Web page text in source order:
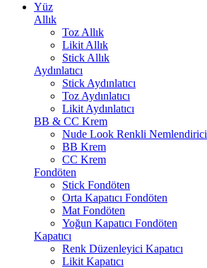
Yüz
Allık
Toz Allık
Likit Allık
Stick Allık
Aydınlatıcı
Stick Aydınlatıcı
Toz Aydınlatıcı
Likit Aydınlatıcı
BB & CC Krem
Nude Look Renkli Nemlendirici
BB Krem
CC Krem
Fondöten
Stick Fondöten
Orta Kapatıcı Fondöten
Mat Fondöten
Yoğun Kapatıcı Fondöten
Kapatıcı
Renk Düzenleyici Kapatıcı
Likit Kapatıcı